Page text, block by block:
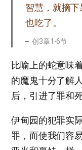
智慧，就摘
也吃了。
创3章1-6节
比喻上的蛇意味
的魔鬼十分了解
后，引进了罪和死
伊甸园的犯罪实
罪，而使我们容